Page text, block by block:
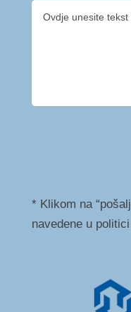
* Klikom na
navedene u